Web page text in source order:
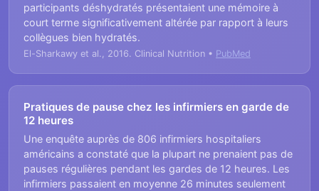
participants déshydratés présentaient une mémoire à
court terme significativement altérée par rapport à leurs
collègues bien hydratés.
El-Sharkawy et al., 2016. Clinical Nutrition • PubMed
Pratiques de pause chez les infirmiers en garde de
12 heures
Une enquête auprès de 806 infirmiers hospitaliers
américains a constaté que la plupart ne prenaient pas de
pauses régulières pendant les gardes de 12 heures. Les
infirmiers passaient en moyenne 26 minutes seulement